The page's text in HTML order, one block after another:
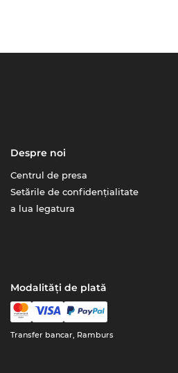
Despre noi
Centrul de presa
Setările de confidențialitate
a lua legatura
Modalități de plată
Transfer bancar, Ramburs